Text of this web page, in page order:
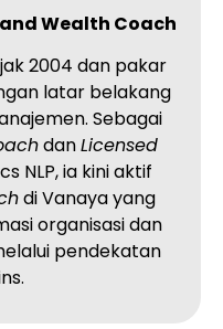
Wealth Coach
2004 dan pakar
latar belakang
Sebagai
danLicensed
NLP, ia kini aktif
di Vanaya yang
organisasi dan
pendekatan